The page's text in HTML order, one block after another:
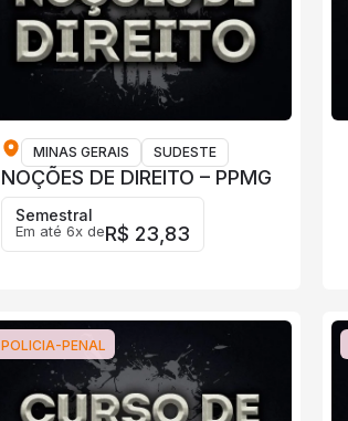
MINAS GERAIS SUDESTE
NOÇÕES DE DIREITO – PPMG
Semestral
Em até 6x deR$ 23,83
POLICIA-PENAL